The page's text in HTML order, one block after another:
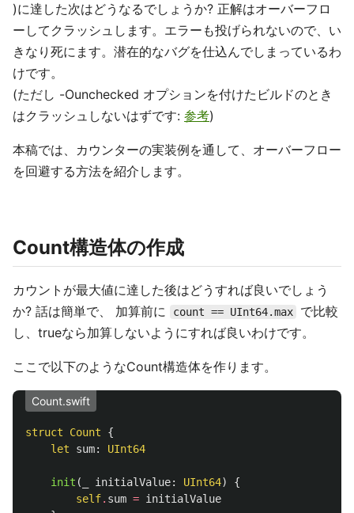
)に達した次はどうなるでしょうか? 正解はオーバーフロ
ーしてクラッシュします。エラーも投げられないので、い
きなり死にます。潜在的なバグを仕込んでしまっているわ
けです。
(ただし -Ounchecked オプションを付けたビルドのとき
はクラッシュしないはずです: 参考)
本稿では、カウンターの実装例を通して、オーバーフロー
を回避する方法を紹介します。
Count構造体の作成
カウントが最大値に達した後はどうすれば良いでしょう
か? 話は簡単で、 加算前に
count == UInt64.max
で比較
し、trueなら加算しないようにすれば良いわけです。
ここで以下のようなCount構造体を作ります。
Count.swift
struct Count
{
let
sum: UInt64
init ( initialValue: UInt64)
{
self. sum = initialValue